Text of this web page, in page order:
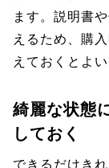
ます。説明書
えるため、購
えておくとよい
綺麗な状態
しておく
できるだけき